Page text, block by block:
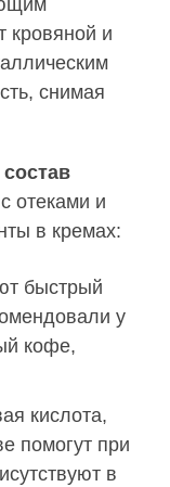
кровяной и
снимая
отеками и
в кремах:
быстрый
у
кофе,
кислота,
помогут при
в